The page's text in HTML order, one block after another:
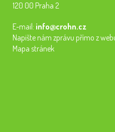
120 00 Praha 2
E-mail: info@crohn.cz
Napište nám zprávu přímo z
Mapa stránek